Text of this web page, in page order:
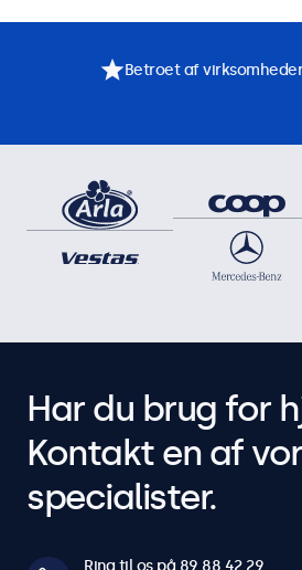
Betroet af
Har du brug for
Kontakt en af
specialister.
Ring til os på 89 88 42 29